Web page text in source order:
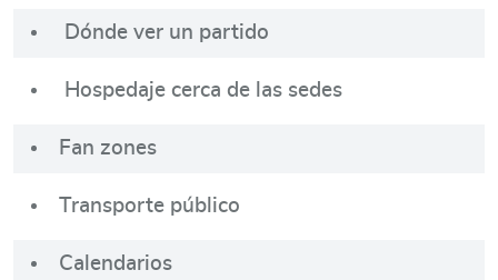
Dónde ver un partido
Hospedaje cerca de las sedes
Fan zones
Transporte público
Calendarios